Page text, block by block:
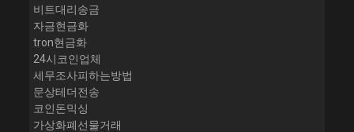
비트대리송금
자금현금화
tron현금화
24시코인업체
세무조사피하는방법
문상테더전송
코인돈믹싱
가상화폐선물거래